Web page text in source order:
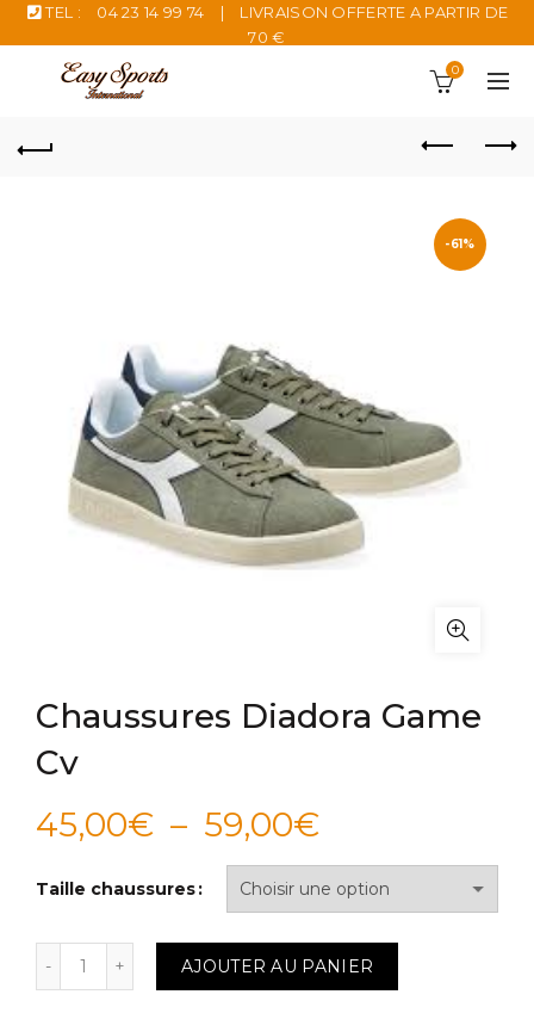
TEL : 04 23 14 99 74 |
LIVRAISON OFFERTE A PARTIR DE
70 €
0
-61%
Chaussures Diadora Game
Cv
45,00€ – 59,00€Plage
de
45,00€
Taille chaussures
quantité de Chaussures Diadora Game Cv
AJOUTER AU PANIER